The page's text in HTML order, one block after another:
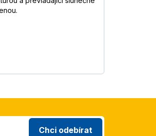
Chci odebírat